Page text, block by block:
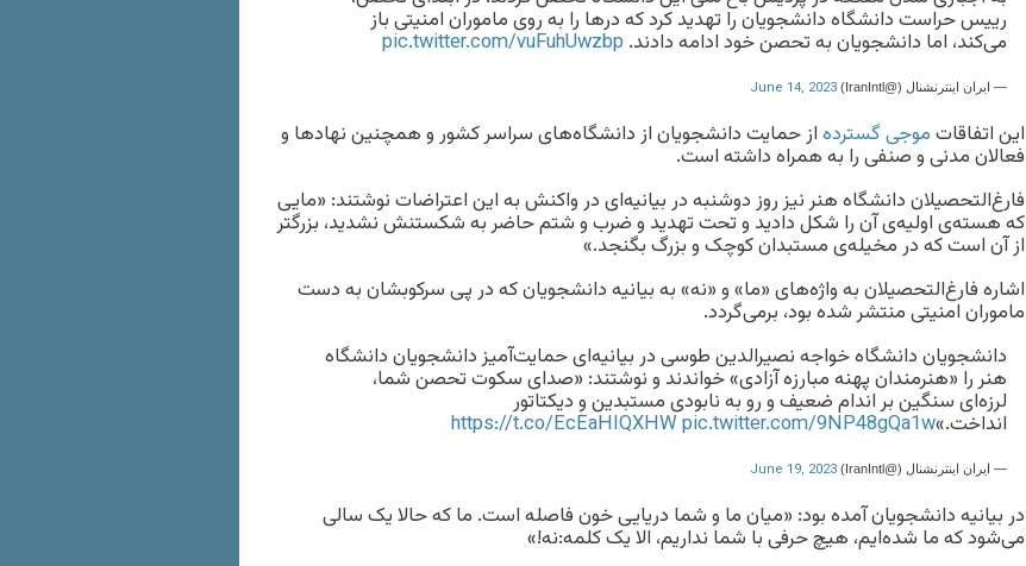
رییس حراست دانشگاه دانشجویان را تهدید کرد که درها را به روی ماموران امنیتی باز
می‌کند، اما دانشجویان به تحصن خود ادامه دادند.pic.twitter.com/vuFuhUwzbp
— ايران اينترنشنال (@IranIntl) June 14, 2023
این اتفاقاتموجی گسترده‌از حمایت دانشجویان از دانشگاه‌های سراسر کشور و همچنین نهادها و
فعالان مدنی و صنفی را به همراه داشته است.
فارغ‌التحصیلان دانشگاه هنر نیز روز دوشنبه در بیانیه‌ای در واکنش به این اعتراضات نوشتند: «مایی
که هسته‌ی اولیه‌ی آن را شکل دادید و تحت تهدید و ضرب و شتم حاضر به شکستنش نشدید، بزرگتر
از آن است که در مخیله‌ی مستبدان کوچک و بزرگ بگنجد.»
اشاره فارغ‌التحصیلان به واژه‌های «ما» و «نه» به بیانیه دانشجویان که در پی سرکوبشان به دست
ماموران امنیتی منتشر شده بود، برمی‌گردد.
دانشجویان دانشگاه خواجه نصیرالدین طوسی در بیانیه‌ای حمایت‌آمیز دانشجویان دانشگاه
هنر را «هنرمندان پهنه مبارزه آزادی» خواندند و نوشتند: «صدای سکوت تحصن شما،
لرزه‌ای سنگین بر اندام ضعیف و رو به نابودی مستبدین و دیکتاتور
انداخت.» https://t.co/EcEaHIQXHWpic.twitter.com/9NP48gQa1w
— ايران اينترنشنال (@IranIntl) June 19, 2023
در بیانیه دانشجویان آمده بود: «میان ما و شما دریایی خون فاصله است. ما که حالا یک سالی
می‌شود که ما شده‌ایم، هیچ حرفی با شما نداریم، الا یک کلمه:نه!»